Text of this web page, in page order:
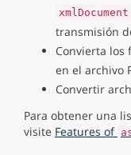
xmlDocument
transmisión
Convierta los
en el archivo
Convertir
Para obtener una
visite Features of